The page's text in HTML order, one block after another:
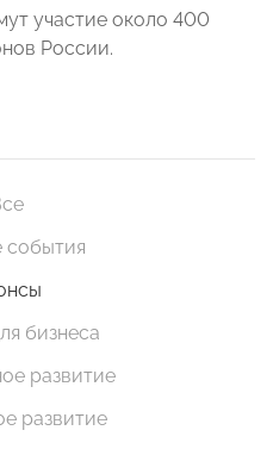
участие около 400
России.
события
бизнеса
развитие
развитие